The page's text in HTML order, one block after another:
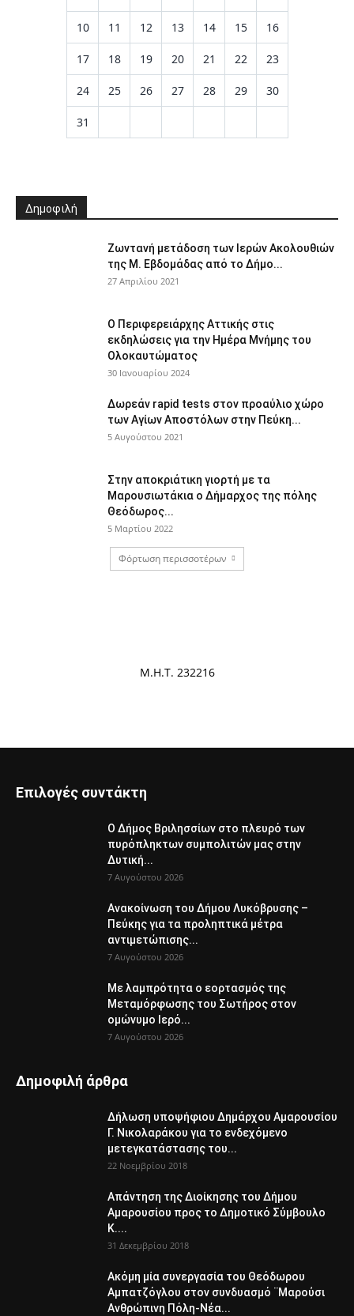
10 11 12 13 14 15 16
17 18 19 20 21 22 23
24 25 26 27 28 29 30
31
Δημοφιλή
Ζωντανή μετάδοση των Ιερών Ακολουθιών
της Μ. Εβδομάδας από το Δήμο...
27 Απριλίου 2021
Ο Περιφερειάρχης Αττικής στις
εκδηλώσεις για την Ημέρα Μνήμης του
Ολοκαυτώματος
30 Ιανουαρίου 2024
Δωρεάν rapid tests στον προαύλιο χώρο
των Αγίων Αποστόλων στην Πεύκη...
5 Αυγούστου 2021
Στην αποκριάτικη γιορτή με τα
Μαρουσιωτάκια ο Δήμαρχος της πόλης
Θεόδωρος...
5 Μαρτίου 2022
Φόρτωση περισσοτέρων
Μ.Η.Τ. 232216
Επιλογές συντάκτη
Ο Δήμος Βριλησσίων στο πλευρό των
πυρόπληκτων συμπολιτών μας στην
Δυτική...
7 Αυγούστου 2026
Ανακοίνωση του Δήμου Λυκόβρυσης –
Πεύκης για τα προληπτικά μέτρα
αντιμετώπισης...
7 Αυγούστου 2026
Με λαμπρότητα ο εορτασμός της
Μεταμόρφωσης του Σωτήρος στον
ομώνυμο Ιερό...
7 Αυγούστου 2026
Δημοφιλή άρθρα
Δήλωση υποψήφιου Δημάρχου Αμαρουσίου
Γ. Νικολαράκου για το ενδεχόμενο
μετεγκατάστασης του...
22 Νοεμβρίου 2018
Απάντηση της Διοίκησης του Δήμου
Αμαρουσίου προς το Δημοτικό Σύμβουλο
Κ....
31 Δεκεμβρίου 2018
Ακόμη μία συνεργασία του Θεόδωρου
Αμπατζόγλου στον συνδυασμό ¨Μαρούσι
Ανθρώπινη Πόλη-Νέα...